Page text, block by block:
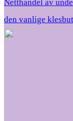
Netthandel av
den vanlige